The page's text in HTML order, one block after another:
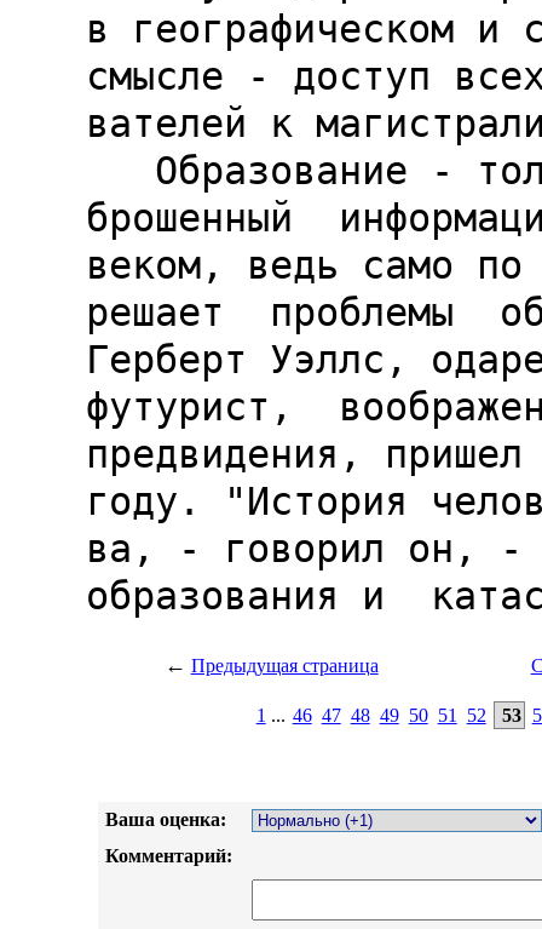
← Предыдущая страница
1 ... 46 47 48 49 50 51 52 53
Ваша оценка:
Комментарий: